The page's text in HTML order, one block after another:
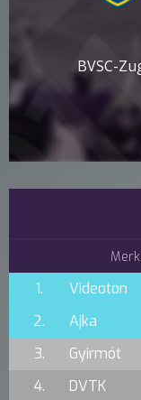
BVSC-
1. Videoton
2.
Ajka
3.
Gyirmót
4.
DVTK